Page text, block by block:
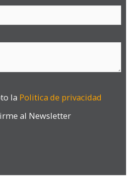
la Politica de privacidad
al Newsletter